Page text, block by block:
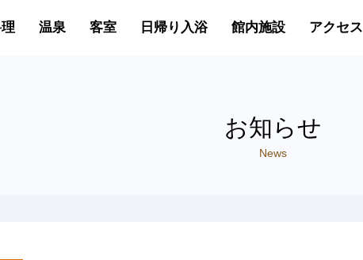
温泉 客室 日帰り入浴 館内施設 アクセス
お知らせ
News